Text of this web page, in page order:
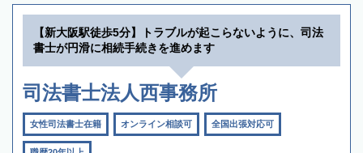
【新大阪駅徒歩5分】トラブルが起こらないように、司法
書士が円滑に相続手続きを進めます
司法書士法人西事務所
女性司法書士在籍 オンライン相談可 全国出張対応可